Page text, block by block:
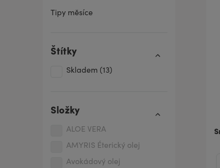
Tipy měsíce
Štítky
(13)
Skladem
Složky
ALOE VERA
AMYRIS Éterický olej
Avokádový olej